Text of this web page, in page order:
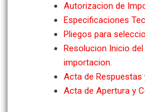
Autorizacion de
Especificaciones
Pliegos para
Resolucion Inicio
importacion.
Acta de Respuestas
Acta de Apertura y